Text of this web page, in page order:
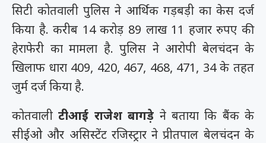
सिटी कोतवाली पुलिस ने आर्थिक गड़बड़ी का केस दर्ज
किया है. करीब 14 करोड़ 89 लाख 11 हजार रुपए की
हेराफेरी का मामला है. पुलिस ने आरोपी बेलचंदन के
खिलाफ धारा 409, 420, 467, 468, 471, 34 के तहत
जुर्म दर्ज किया है.
कोतवालीटीआई राजेश बागड़े ने बताया कि बैंक के
सीईओ और असिस्टेंट रजिस्ट्रार ने प्रीतपाल बेलचंदन के